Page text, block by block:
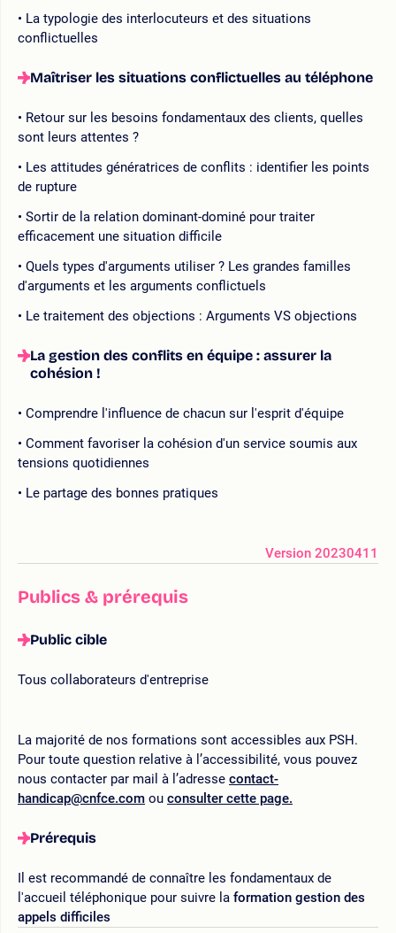
La typologie des interlocuteurs et des situations
conflictuelles
Maîtriser les situations conflictuelles au téléphone
Retour sur les besoins fondamentaux des clients, quelles
sont leurs attentes ?
Les attitudes génératrices de conflits : identifier les points
de rupture
Sortir de la relation dominant-dominé pour traiter
efficacement une situation difficile
Quels types d'arguments utiliser ? Les grandes familles
d'arguments et les arguments conflictuels
Le traitement des objections : Arguments VS objections
La gestion des conflits en équipe : assurer la
cohésion !
Comprendre l'influence de chacun sur l'esprit d'équipe
Comment favoriser la cohésion d'un service soumis aux
tensions quotidiennes
Le partage des bonnes pratiques
Version 20230411
Publics & prérequis
Public cible
Tous collaborateurs d'entreprise
La majorité de nos formations sont accessibles aux PSH.
Pour toute question relative à l’accessibilité, vous pouvez
nous contacter par mail à l’adresse contact-
handicap@cnfce.com ou consulter cette page.
Prérequis
Il est recommandé de connaître les fondamentaux de
l'accueil téléphonique pour suivre la formation gestion des
appels difficiles